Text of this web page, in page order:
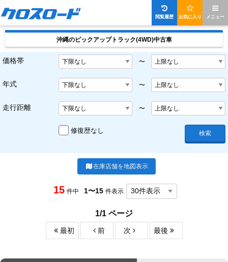
メニュー
お気に入り
閲覧履歴
沖縄のピックアップトラック(4WD)中古車
価格帯 〜
年式 〜
走行距離 〜
修復歴なし 検索
在庫店舗を地図表示
15 件中 1〜15 件表示
1/1 ページ
最初 前 次 最後